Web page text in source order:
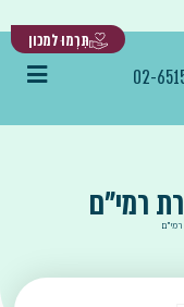
תִּרְמוּ למכון
רמי"ם